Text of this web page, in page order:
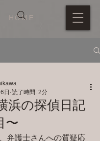
HOME
横浜の探偵日記
〜
日 読了時間: 2分
弁護士さんへの質疑応